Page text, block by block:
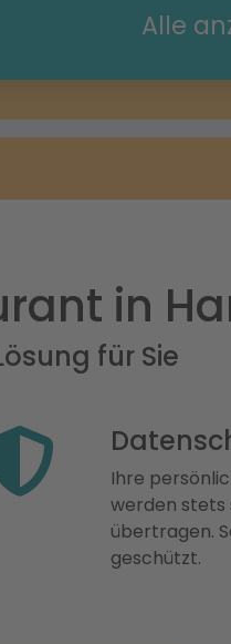
Alle
in
für Sie
Ihre
werden stets
übertragen.
geschützt.